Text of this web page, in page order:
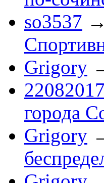
so3537 →
Grigory
22082017
города
Grigory